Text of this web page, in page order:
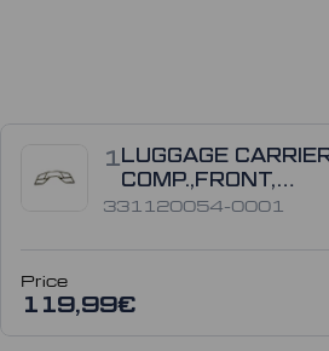
1 LUGGAGE
COMP.,FRONT,
331120054-0001
331120054-0001
Price
119,99€